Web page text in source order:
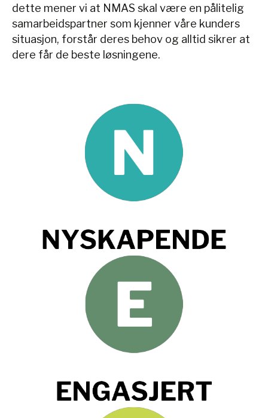
dette mener vi at NMAS skal være en pålitelig
samarbeidspartner som kjenner våre kunders
situasjon, forstår deres behov og alltid sikrer at
dere får de beste løsningene.